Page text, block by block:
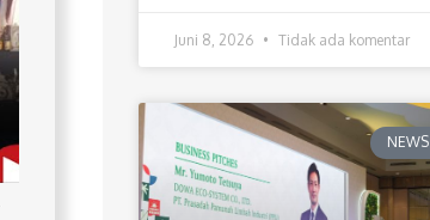
Juni 8, 2026 Tidak ada komentar
NEWS